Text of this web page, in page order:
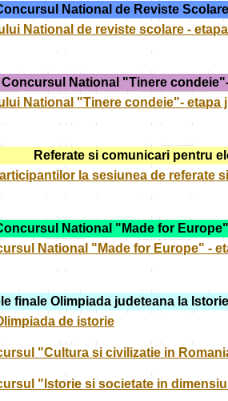
National de Reviste
National de reviste scolare -
Concursul National "Tinere
National "Tinere condeie"- etapa
Referate si comunicari pentru
la sesiunea de referate
National "Made for
National "Made for Europe" -
finale Olimpiada judeteana la
de istorie
"Cultura si civilizatie in
"Istorie si societate in